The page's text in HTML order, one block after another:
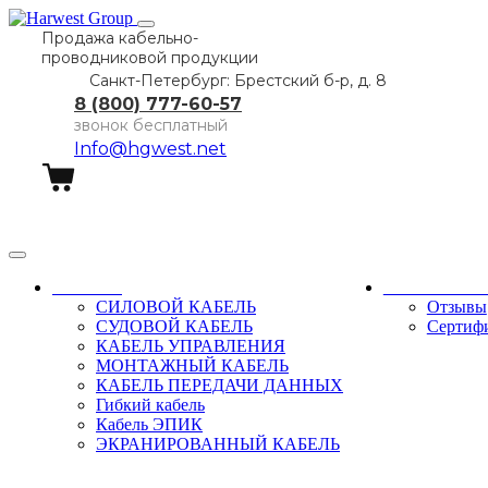
Продажа кабельно-
проводниковой продукции
Санкт-Петербург: Брестский б-р, д. 8
8 (800) 777-60-57
звонок бесплатный
Info@hgwest.net
СИЛОВОЙ КАБЕЛЬ
СУДОВОЙ КАБЕЛЬ
КАБЕЛЬ УПРАВЛЕНИЯ
МОНТАЖНЫЙ КАБЕЛЬ
КАБЕЛЬ ПЕРЕДАЧИ ДАННЫХ
Гибкий кабель
Кабель ЭПИК
ЭКРАНИРОВАННЫЙ КАБЕЛЬ
Отзывы